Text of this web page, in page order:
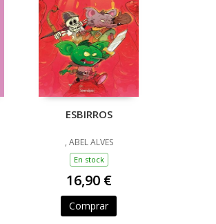
ESBIRROS
, ABEL ALVES
En stock
16,90 €
Comprar